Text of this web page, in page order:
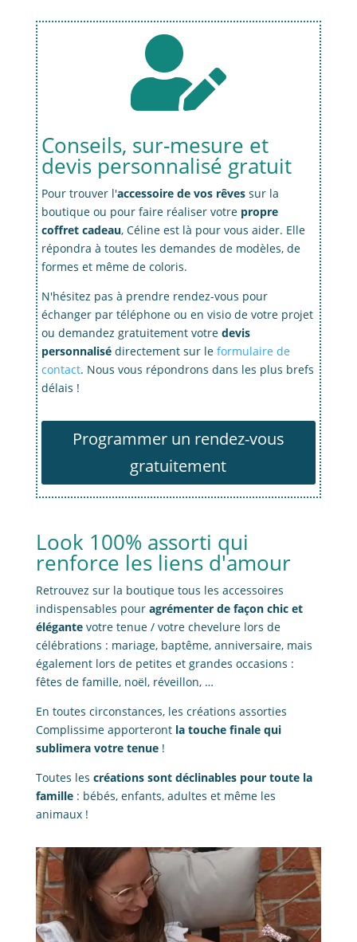

Conseils, sur-mesure et
devis personnalisé gratuit
Pour trouver l'accessoire de vos rêvessur la
boutique ou pour faire réaliser votre propre
coffret cadeau, Céline est là pour vous aider. Elle
répondra à toutes les demandes de modèles, de
formes et même de coloris.
N'hésitez pas à prendre rendez-vous pour
échanger par téléphone ou en visio de votre projet
ou demandez gratuitement votre devis
personnalisédirectement sur le formulaire de
contact. Nous vous répondrons dans les plus brefs
délais !
Programmer un rendez-vous
gratuitement
Look 100% assorti qui
renforce les liens d'amour
Retrouvez sur la boutique tous les accessoires
indispensables pouragrémenter de façon chic et
élégantevotre tenue / votre chevelure lors de
célébrations : mariage, baptême, anniversaire, mais
également lors de petites et grandes occasions :
fêtes de famille, noël, réveillon, …
En toutes circonstances, les créations assorties
Complissime apporteront la touche finale qui
sublimera votre tenue !
Toutes les créations sont déclinables pour toute la
famille: bébés, enfants, adultes et même les
animaux !